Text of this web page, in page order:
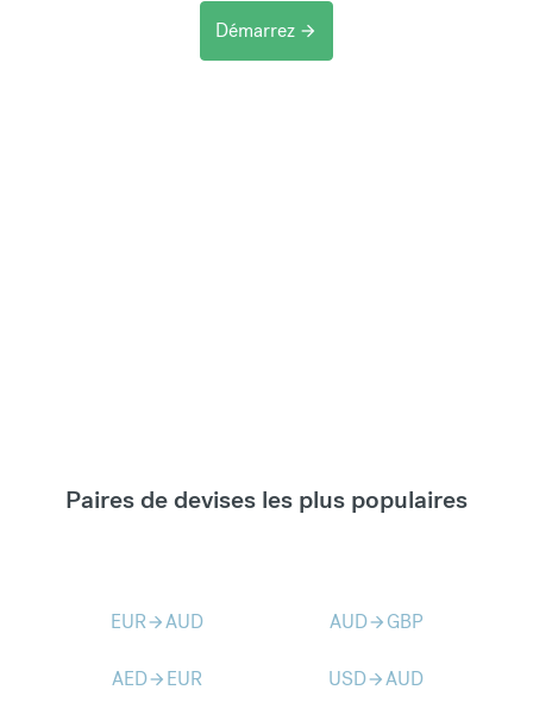
Démarrez arrow_forward
Paires de devises les plus populaires
EURarrow_forwardAUD AUDarrow_forward GBP
AEDarrow_forward EUR USDarrow_forwardAUD